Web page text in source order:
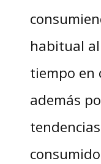
habitual
tiempo en
además